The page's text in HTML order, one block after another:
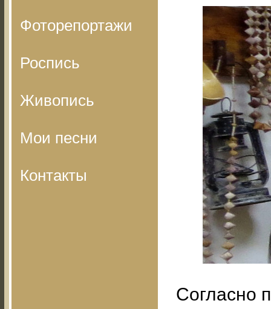
Фоторепортажи
Роспись
Живопись
Мои песни
Контакты
Согласно